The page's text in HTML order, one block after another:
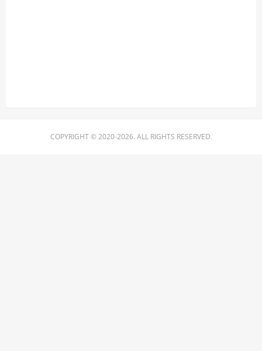
COPYRIGHT © 2020-2026. ALL RIGHTS RESERVED.